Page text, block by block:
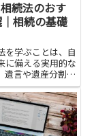
相続法のおす
相続の基礎
を学ぶことは、自
に備える実用的な
遺言や遺産分割、
棄といった基本的
ておくと、手続き
り、家族間の誤解
けやすくなりま
の流れが分かれ